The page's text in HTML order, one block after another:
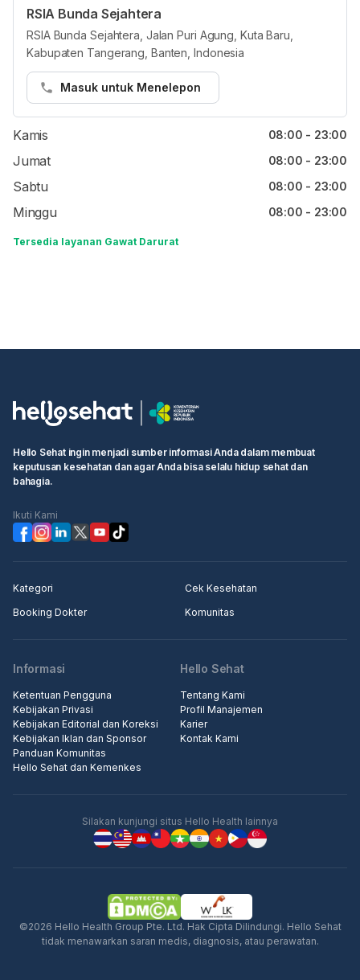
RSIA Bunda Sejahtera
RSIA Bunda Sejahtera, Jalan Puri Agung, Kuta Baru,
Kabupaten Tangerang, Banten, Indonesia
Masuk untuk Menelepon
Jam reguler
Senin
Selasa
Kamis 08:00 - 23:00
Jumat 08:00 - 23:00
Sabtu 08:00 - 23:00
Minggu 08:00 - 23:00
Tersedia layanan Gawat Darurat
Hello Sehat ingin menjadi sumber informasi Anda dalam membuat
keputusan kesehatan dan agar Anda bisa selalu hidup sehat dan
bahagia.
Ikuti Kami
Kategori
Cek Kesehatan
Booking Dokter
Komunitas
Informasi
Ketentuan Pengguna
Kebijakan Privasi
Kebijakan Editorial dan Koreksi
Kebijakan Iklan dan Sponsor
Panduan Komunitas
Hello Sehat dan Kemenkes
Hello Sehat
Tentang Kami
Profil Manajemen
Karier
Kontak Kami
Silakan kunjungi situs Hello Health lainnya
©2026 Hello Health Group Pte. Ltd. Hak Cipta Dilindungi. Hello Sehat
tidak menawarkan saran medis, diagnosis, atau perawatan.